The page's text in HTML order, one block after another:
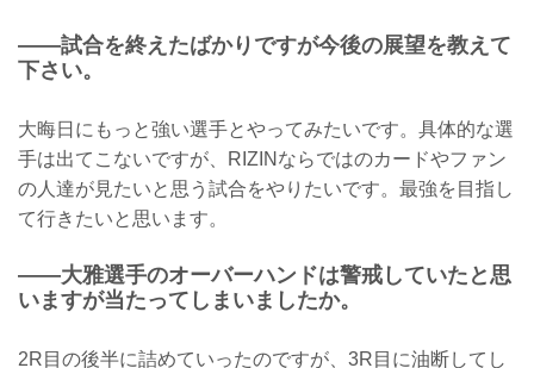
——試合を終えたばかりですが今後の展望を教えて
下さい。
大晦日にもっと強い選手とやってみたいです。具体的な選
手は出てこないですが、RIZINならではのカードやファン
の人達が見たいと思う試合をやりたいです。最強を目指し
て行きたいと思います。
——大雅選手のオーバーハンドは警戒していたと思
いますが当たってしまいましたか。
2R目の後半に詰めていったのですが、3R目に油断してし